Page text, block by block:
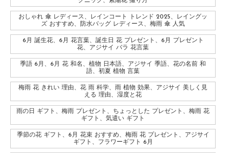
おしゃれ 傘 レディース、レインコート トレンド 2025、レイングッ
ズ おすすめ、防水バッグ レディース、梅雨 傘 人気
6月 誕生花、6月 花言葉、誕生日 花 プレゼント、6月 プレゼント
花、アジサイ バラ 花言葉
季語 6月、6月 花 和名、植物 日本語、アジサイ 季語、花の名前 和
語、初夏 植物 言葉
梅雨 花 きれい 理由、花 雨 科学、雨 植物 効果、アジサイ 美しく見
える 理由、湿度と花
雨の日 ギフト、梅雨 プレゼント、ちょっとした プレゼント、梅雨 花
ギフト、気遣い ギフト
季節の花 ギフト、6月 花束 おすすめ、梅雨 花 プレゼント、アジサイ
ギフト、フラワーギフト 6月